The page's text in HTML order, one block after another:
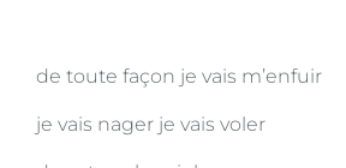
de toute façon je vais m’enfuir
je vais nager je vais voler